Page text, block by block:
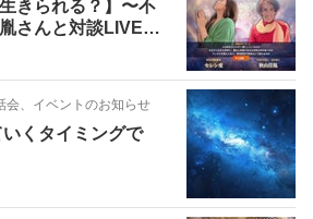
きられる？】〜不
さんと対談LIVEし
会、イベントのお知らせ
くタイミングで